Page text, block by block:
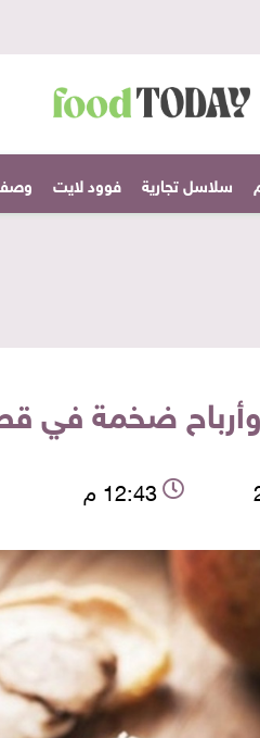
سلاسل تجارية فوود لايت
وأرباح ضخمة في
12:43 م